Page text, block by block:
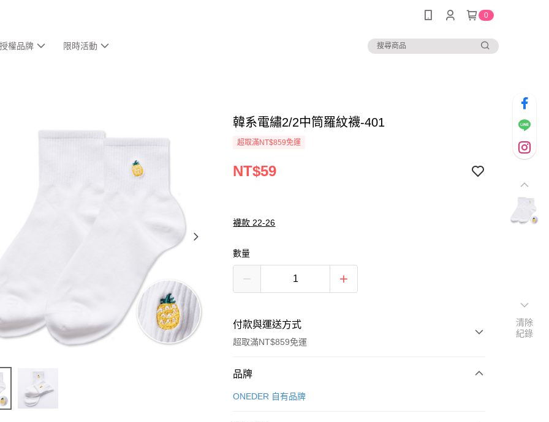
0
權品牌 限時活動
韓系電繡2/2中筒羅紋襪-401
超取滿NT$859免運
NT$59
襪款 22-26
數量
付款與運送方式
超取滿NT$859免運
付款方式
信用卡一次付款
品牌
ONEDER 自有品牌
清除
紀錄